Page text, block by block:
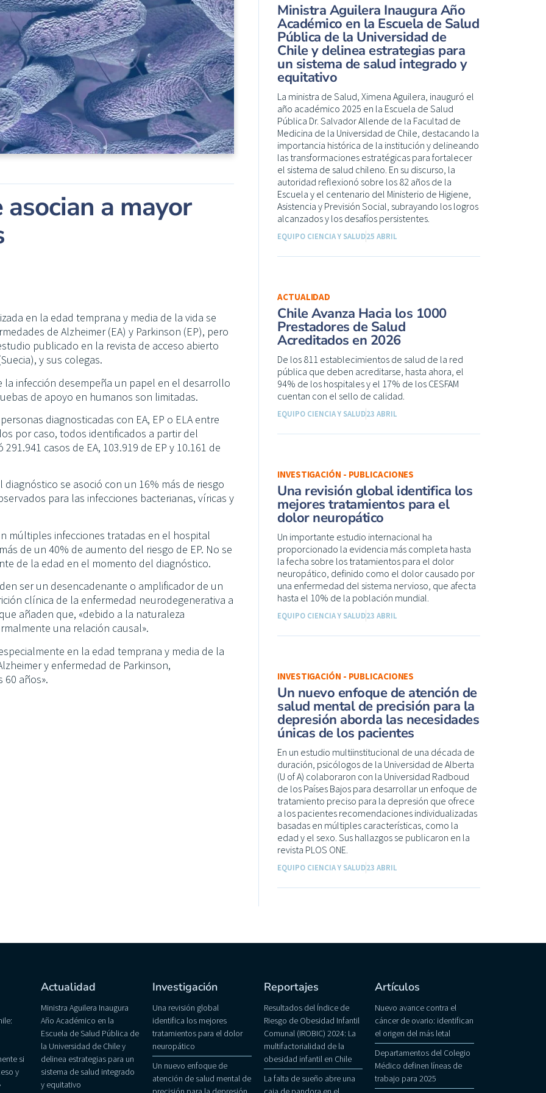
a mayor
en la edad temprana y media de la vida se
de Alzheimer (EA) y Parkinson (EP), pero
publicado en la revista de acceso abierto
y sus colegas.
infección desempeña un papel en el desarrollo
de apoyo en humanos son limitadas.
diagnosticadas con EA, EP o ELA entre
por caso, todos identificados a partir del
casos de EA, 103.919 de EP y 10.161 de
se asoció con un 16% más de riesgo
para las infecciones bacterianas, víricas y
múltiples infecciones tratadas en el hospital
de un 40% de aumento del riesgo de EP. No se
de la edad en el momento del diagnóstico.
ser un desencadenante o amplificador de un
clínica de la enfermedad neurodegenerativa a
añaden que, «debido a la naturaleza
una relación causal».
en la edad temprana y media de la
y enfermedad de Parkinson,
años».
Ministra Aguilera Inaugura Año
Académico en la Escuela de Salud
Pública de la Universidad de
Chile y delinea estrategias para
un sistema de salud integrado y
equitativo
La ministra de Salud, Ximena Aguilera, inauguró el
año académico 2025 en la Escuela de Salud
Pública Dr. Salvador Allende de la Facultad de
Medicina de la Universidad de Chile, destacando la
importancia histórica de la institución y delineando
las transformaciones estratégicas para fortalecer
el sistema de salud chileno. En su discurso, la
autoridad reflexionó sobre los 82 años de la
Escuela y el centenario del Ministerio de Higiene,
Asistencia y Previsión Social, subrayando los logros
alcanzados y los desafíos persistentes.
EQUIPO CIENCIA Y SALUD25 ABRIL
ACTUALIDAD
Chile Avanza Hacia los 1000
Prestadores de Salud
Acreditados en 2026
De los 811 establecimientos de salud de la red
pública que deben acreditarse, hasta ahora, el
94% de los hospitales y el 17% de los CESFAM
cuentan con el sello de calidad.
EQUIPO CIENCIA Y SALUD23 ABRIL
INVESTIGACIÓN - PUBLICACIONES
Una revisión global identifica los
mejores tratamientos para el
dolor neuropático
Un importante estudio internacional ha
proporcionado la evidencia más completa hasta
la fecha sobre los tratamientos para el dolor
neuropático, definido como el dolor causado por
una enfermedad del sistema nervioso, que afecta
hasta el 10% de la población mundial.
EQUIPO CIENCIA Y SALUD23 ABRIL
INVESTIGACIÓN - PUBLICACIONES
Un nuevo enfoque de atención de
salud mental de precisión para la
depresión aborda las necesidades
únicas de los pacientes
En un estudio multiinstitucional de una década de
duración, psicólogos de la Universidad de Alberta
(U of A) colaboraron con la Universidad Radboud
de los Países Bajos para desarrollar un enfoque de
tratamiento preciso para la depresión que ofrece
a los pacientes recomendaciones individualizadas
basadas en múltiples características, como la
edad y el sexo. Sus hallazgos se publicaron en la
revista PLOS ONE.
EQUIPO CIENCIA Y SALUD23 ABRIL
si
y
Actualidad
Ministra Aguilera Inaugura
Año Académico en la
Escuela de Salud Pública de
la Universidad de Chile y
delinea estrategias para un
sistema de salud integrado
y equitativo
Investigación
Una revisión global
identifica los mejores
tratamientos para el dolor
neuropático
Un nuevo enfoque de
atención de salud mental de
Reportajes
Resultados del Índice de
Riesgo de Obesidad Infantil
Comunal (IROBIC) 2024: La
multifactorialidad de la
obesidad infantil en Chile
La falta de sueño abre una
Artículos
Nuevo avance contra el
cáncer de ovario: identifican
el origen del más letal
Departamentos del Colegio
Médico definen líneas de
trabajo para 2025